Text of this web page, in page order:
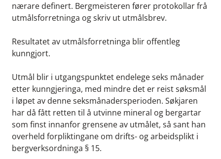
nærare definert. Bergmeisteren fører protokollar frå
utmålsforretninga og skriv ut utmålsbrev.
Resultatet av utmålsforretninga blir offentleg
kunngjort.
Utmål blir i utgangspunktet endelege seks månader
etter kunngjeringa, med mindre det er reist søksmål
i løpet av denne seksmånadersperioden. Søkjaren
har då fått retten til å utvinne mineral og bergartar
som finst innanfor grensene av utmålet, så sant han
overheld forpliktingane om drifts- og arbeidsplikt i
bergverksordninga § 15.